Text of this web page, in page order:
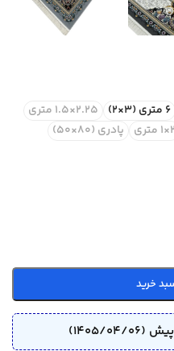
6 متری (3×2)
2.25×1.5 متری
2×1 متری پادری (80×50)
خرید